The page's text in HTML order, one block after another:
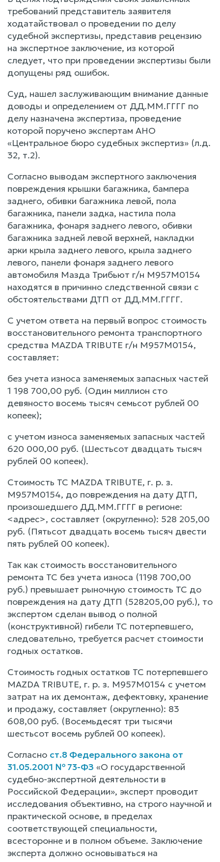
требований представитель заявителя
ходатайствовал о проведении по делу
судебной экспертизы, представив рецензию
на экспертное заключение, из которой
следует, что при проведении экспертизы были
допущены ряд ошибок.
Суд, нашел заслуживающим внимание данные
доводы и определением от ДД.ММ.ГГГГ по
делу назначена экспертиза, проведение
которой поручено экспертам АНО
«Центральное бюро судебных экспертиз» (л.д.
32, т.2).
Согласно выводам экспертного заключения
повреждения крышки багажника, бампера
заднего, обивки багажника левой, пола
багажника, панели задка, настила пола
багажника, фонаря заднего левого, обивки
багажника задней левой верхней, накладки
арки крыла заднего левого, крыла заднего
левого, панели фонаря заднего левого
автомобиля Мазда Трибьют г/н М957М0154
находятся в причинно следственной связи с
обстоятельствами ДТП от ДД.ММ.ГГГГ.
С учетом ответа на первый вопрос стоимость
восстановительного ремонта транспортного
средства MAZDA TRIBUTE г/н М957М0154,
составляет:
без учета износа заменяемых запасных частей
1 198 700,00 руб. (Один миллион сто
девяносто восемь тысяч семьсот рублей 00
копеек);
с учетом износа заменяемых запасных частей
620 000,00 руб. (Шестьсот двадцать тысяч
рублей 00 копеек).
Стоимость ТС MAZDA TRIBUTE, г. р. з.
М957М0154, до повреждения на дату ДТП,
произошедшего ДД.ММ.ГГГГ в регионе:
<адрес>, составляет (округленно): 528 205,00
руб. (Пятьсот двадцать восемь тысяч двести
пять рублей 00 копеек).
Так как стоимость восстановительного
ремонта ТС без учета износа (1198 700,00
руб.) превышает рыночную стоимость ТС до
повреждения на дату ДТП (528205,00 руб.), то
экспертом сделан вывод о полной
(конструктивной) гибели ТС потерпевшего,
следовательно, требуется расчет стоимости
годных остатков.
Стоимость годных остатков ТС потерпевшего
MAZDA TRIBUTE, г. р. з. М957М0154 с учетом
затрат на их демонтаж, дефектовку, хранение
и продажу, составляет (округленно): 83
608,00 руб. (Восемьдесят три тысячи
шестьсот восемь рублей 00 копеек).
Согласно ст.8 Федерального закона от
31.05.2001 № 73-ФЗ «О государственной
судебно-экспертной деятельности в
Российской Федерации», эксперт проводит
исследования объективно, на строго научной и
практической основе, в пределах
соответствующей специальности,
всесторонне и в полном объеме. Заключение
эксперта должно основываться на